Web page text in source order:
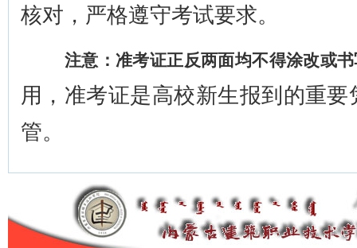
核对，严格遵守考试要求。
注意：准考证正反两面均不得涂改或
用，准考证是高校新生报到的重
管。